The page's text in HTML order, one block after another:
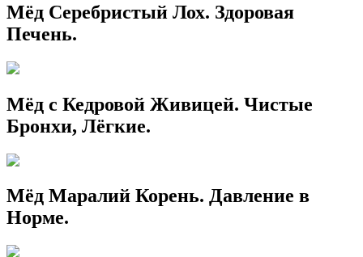
Мёд Серебристый Лох. Здоровая
Печень.
Мёд с Кедровой Живицей. Чистые
Бронхи, Лёгкие.
Мёд Маралий Корень. Давление в
Норме.